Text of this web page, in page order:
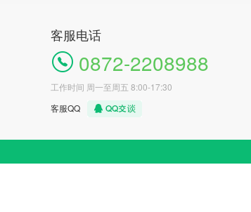
客服电话
0872-2208988
工作时间 周一至周五 8:00-17:30
客服QQ